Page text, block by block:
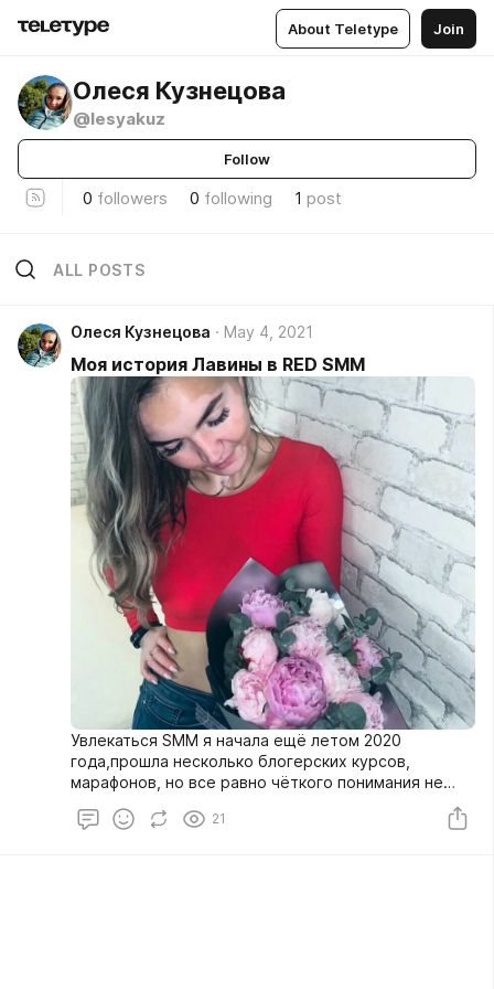
About Teletype Join
Олеся Кузнецова
@lesyakuz
Follow
0 followers 0 following 1 post
ALL POSTS
Олеся Кузнецова May 4, 2021
Моя история Лавины в RED SMM
Увлекаться SMM я начала ещё летом 2020
года,прошла несколько блогерских курсов,
марафонов, но все равно чёткого понимания не
21